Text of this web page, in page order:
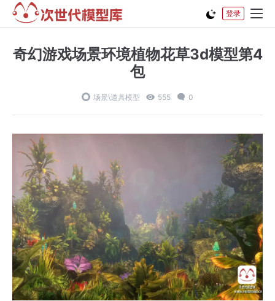
登录
奇幻游戏场景环境植物花草3d模型第4
包
场景\道具模型 555 0